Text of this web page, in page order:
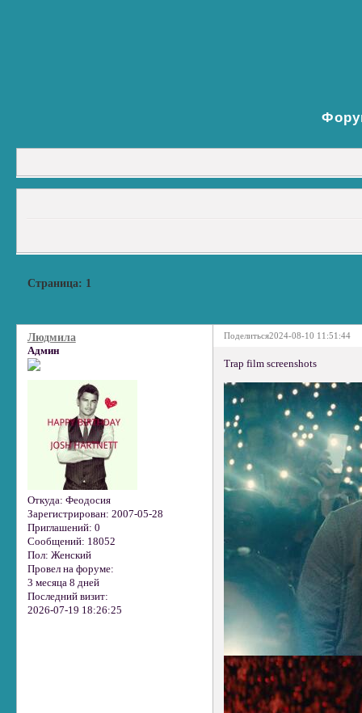
Страница: 1
Поделиться2024-08-10 11:51:44
Людмила
Админ
Откуда: Феодосия
Зарегистрирован: 2007-05-28
Приглашений: 0
Сообщений: 18052
Пол: Женский
Провел на форуме:
3 месяца 8 дней
Последний визит:
2026-07-19 18:26:25
Trap film screenshots